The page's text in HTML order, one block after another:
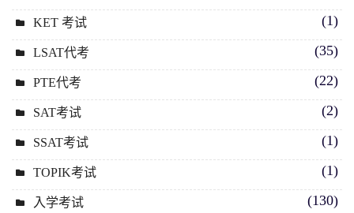
KET 考试 (1)
LSAT代考 (35)
PTE代考 (22)
SAT考试 (2)
SSAT考试 (1)
TOPIK考试 (1)
入学考试 (130)